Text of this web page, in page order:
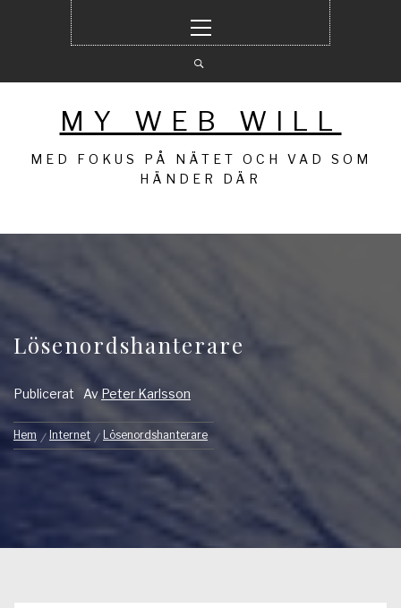
meny
MY WEB WILL
MED FOKUS PÅ NÄTET OCH VAD SOM
HÄNDER DÄR
Lösenordshanterare
Publicerat Av Peter Karlsson
Hem Internet Lösenordshanterare